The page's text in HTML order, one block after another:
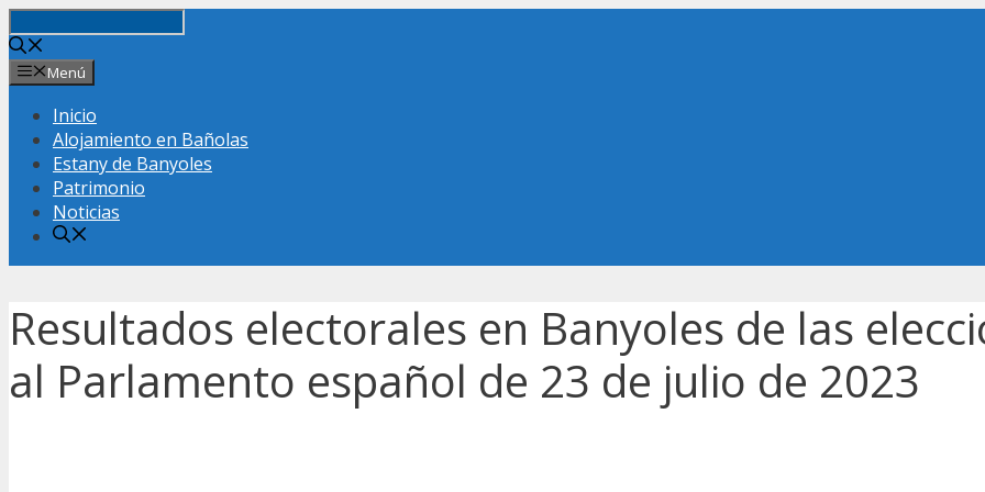
al
contenido
Menú
Inicio
Alojamiento en Bañolas
Estany de Banyoles
Patrimonio
Noticias
Resultados electorales en Banyoles de las
al Parlamento español de 23 de julio de 2023